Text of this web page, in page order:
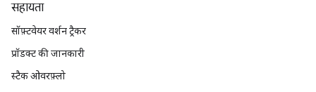
सहायता
सॉफ़्टवेयर वर्शन ट्रैकर
प्रॉडक्ट की जानकारी
स्टैक ओवरफ़्लो